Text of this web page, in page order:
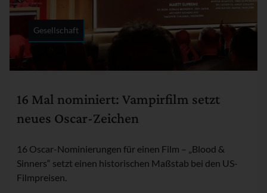
16 Mal nominiert: Vampirfilm setzt
neues Oscar-Zeichen
16 Oscar-Nominierungen für einen Film – „Blood &
Sinners“ setzt einen historischen Maßstab bei den US-
Filmpreisen.
Gesellschaft